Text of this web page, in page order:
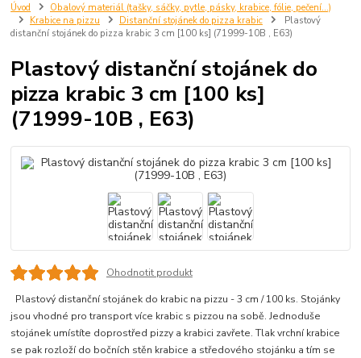
Úvod
Obalový materiál (tašky, sáčky, pytle, pásky, krabice, fólie, pečení...)
Krabice na pizzu
Distanční stojánek do pizza krabic
Plastový
distanční stojánek do pizza krabic 3 cm [100 ks] (71999-10B , E63)
Plastový distanční stojánek do
pizza krabic 3 cm [100 ks]
(71999-10B , E63)
Ohodnotit produkt
Plastový distanční stojánek do krabic na pizzu - 3 cm / 100 ks. Stojánky
jsou vhodné pro transport více krabic s pizzou na sobě. Jednoduše
stojánek umístíte doprostřed pizzy a krabici zavřete. Tlak vrchní krabice
se pak rozloží do bočních stěn krabice a středového stojánku a tím se